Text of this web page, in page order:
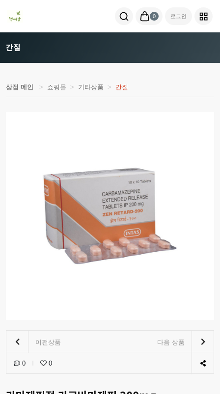
0 로그인
간질
상점 메인 쇼핑몰 기타상품 간질
이전상품 다음 상품
0 0